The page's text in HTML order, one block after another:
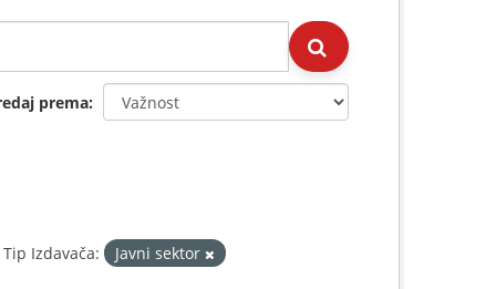
prema
Tip Izdavača: Javni sektor